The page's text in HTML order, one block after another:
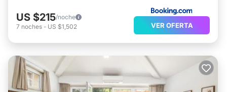
US $215/noche
7 noches - US $1,502 VER OFERTA